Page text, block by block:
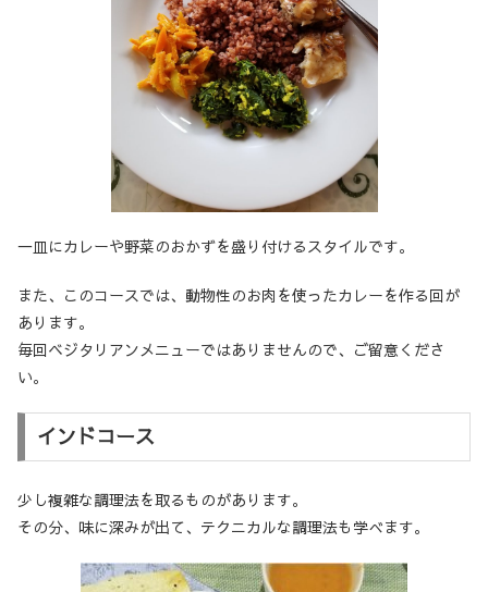
一皿にカレーや野菜のおかずを盛り付けるスタイルです。
また、このコースでは、動物性のお肉を使ったカレーを作る回が
あります。
毎回ベジタリアンメニューではありませんので、ご留意くださ
い。
インドコース
少し複雑な調理法を取るものがあります。
その分、味に深みが出て、テクニカルな調理法も学べます。